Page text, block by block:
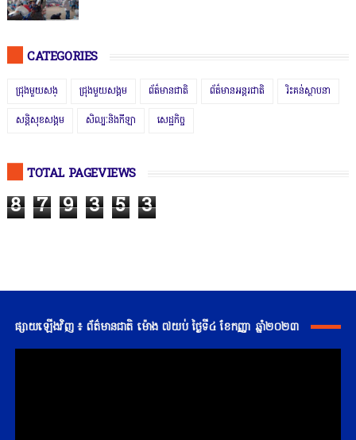
CATEGORIES
ជ្រុងមួយសង្ ជ្រុងមួយសង្គម ព័ត៌មានជាតិ ព័ត៌មានអន្តរជាតិ រិះគន់ស្ថាបនា
សន្តិសុខសង្គម សិល្បៈនិងកីឡា សេដ្ឋកិច្ច
TOTAL PAGEVIEWS
8 7 9 3 5 3
ផ្សាយឡើងវិញ ៖ ព័ត៌មានជាតិ ម៉ោង ៧យប់ ថ្ងៃទី៤ ខែកញ្ញា ឆ្នាំ២០២៣